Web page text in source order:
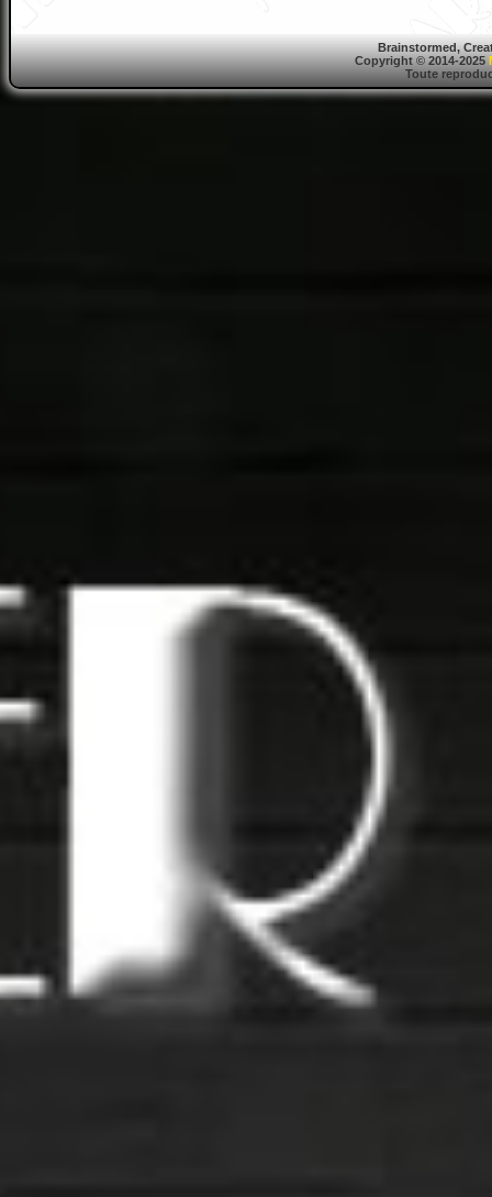
Brainstormed,
Copyright © 2014-2025
Toute